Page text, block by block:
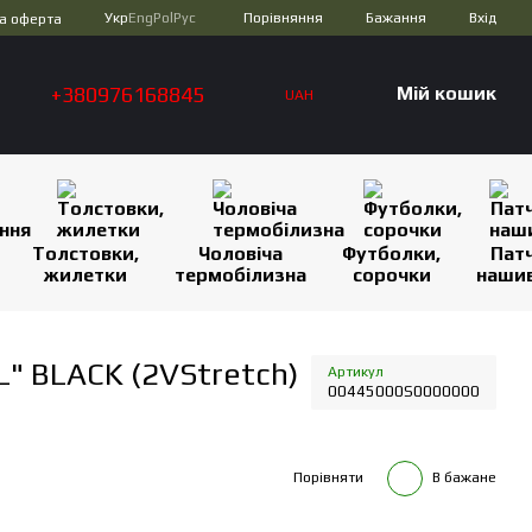
оферта УкрEngPol Рус Порівняння Бажання Вхід
+380976168845 UAH Мій кошик
Толстовки,
жилетки
Чоловіча
термобілизна
Футболки,
сорочки
BLACK (2VStretch) Артикул
00445000S0000000
Порівняти В бажане